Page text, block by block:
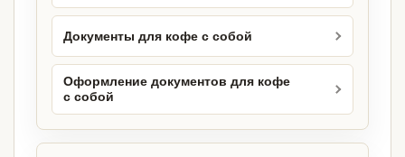
Документы для кофе с собой
Оформление документов для кофе
с собой